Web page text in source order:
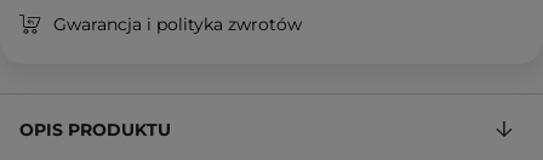
Gwarancja i polityka zwrotów
OPIS PRODUKTU